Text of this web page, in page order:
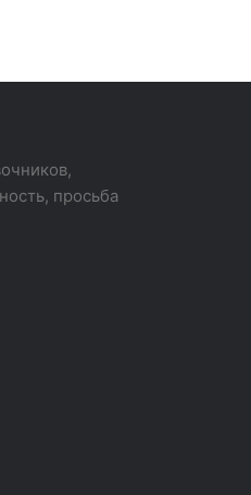
просьба